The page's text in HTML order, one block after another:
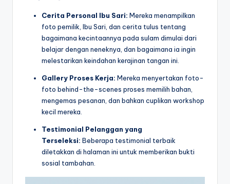
Cerita Personal Ibu Sari: Mereka menampilkan
foto pemilik, Ibu Sari, dan cerita tulus tentang
bagaimana kecintaannya pada sulam dimulai dari
belajar dengan neneknya, dan bagaimana ia ingin
melestarikan keindahan kerajinan tangan ini.
Gallery Proses Kerja: Mereka menyertakan foto-
foto behind-the-scenes proses memilih bahan,
mengemas pesanan, dan bahkan cuplikan workshop
kecil mereka.
Testimonial Pelanggan yang
Terseleksi: Beberapa testimonial terbaik
diletakkan di halaman ini untuk memberikan bukti
sosial tambahan.